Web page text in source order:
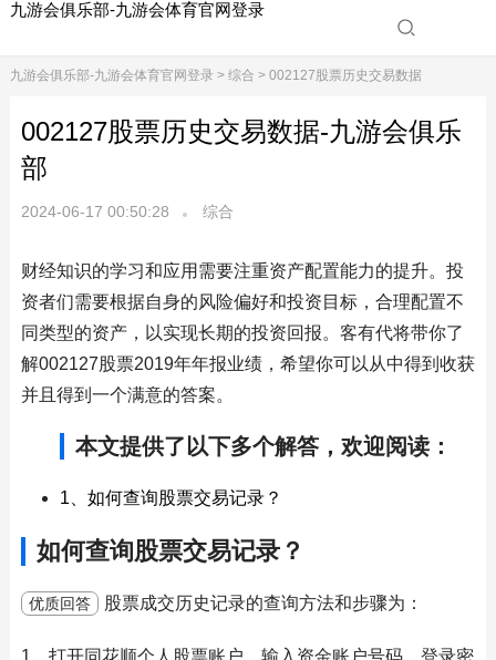
九游会俱乐部-九游会体育官网登录
九游会俱乐部-九游会体育官网登录> 综合 > 002127股票历史交易数据
002127股票历史交易数据-九游会俱乐
部
2024-06-17 00:50:28 综合
财经知识的学习和应用需要注重资产配置能力的提升。投
资者们需要根据自身的风险偏好和投资目标，合理配置不
同类型的资产，以实现长期的投资回报。客有代将带你了
解002127股票2019年年报业绩，希望你可以从中得到收获
并且得到一个满意的答案。
本文提供了以下多个解答，欢迎阅读：
1、如何查询股票交易记录？
如何查询股票交易记录？
优质回答 股票成交历史记录的查询方法和步骤为：
1、打开同花顺个人股票账户，输入资金账户号码、登录密